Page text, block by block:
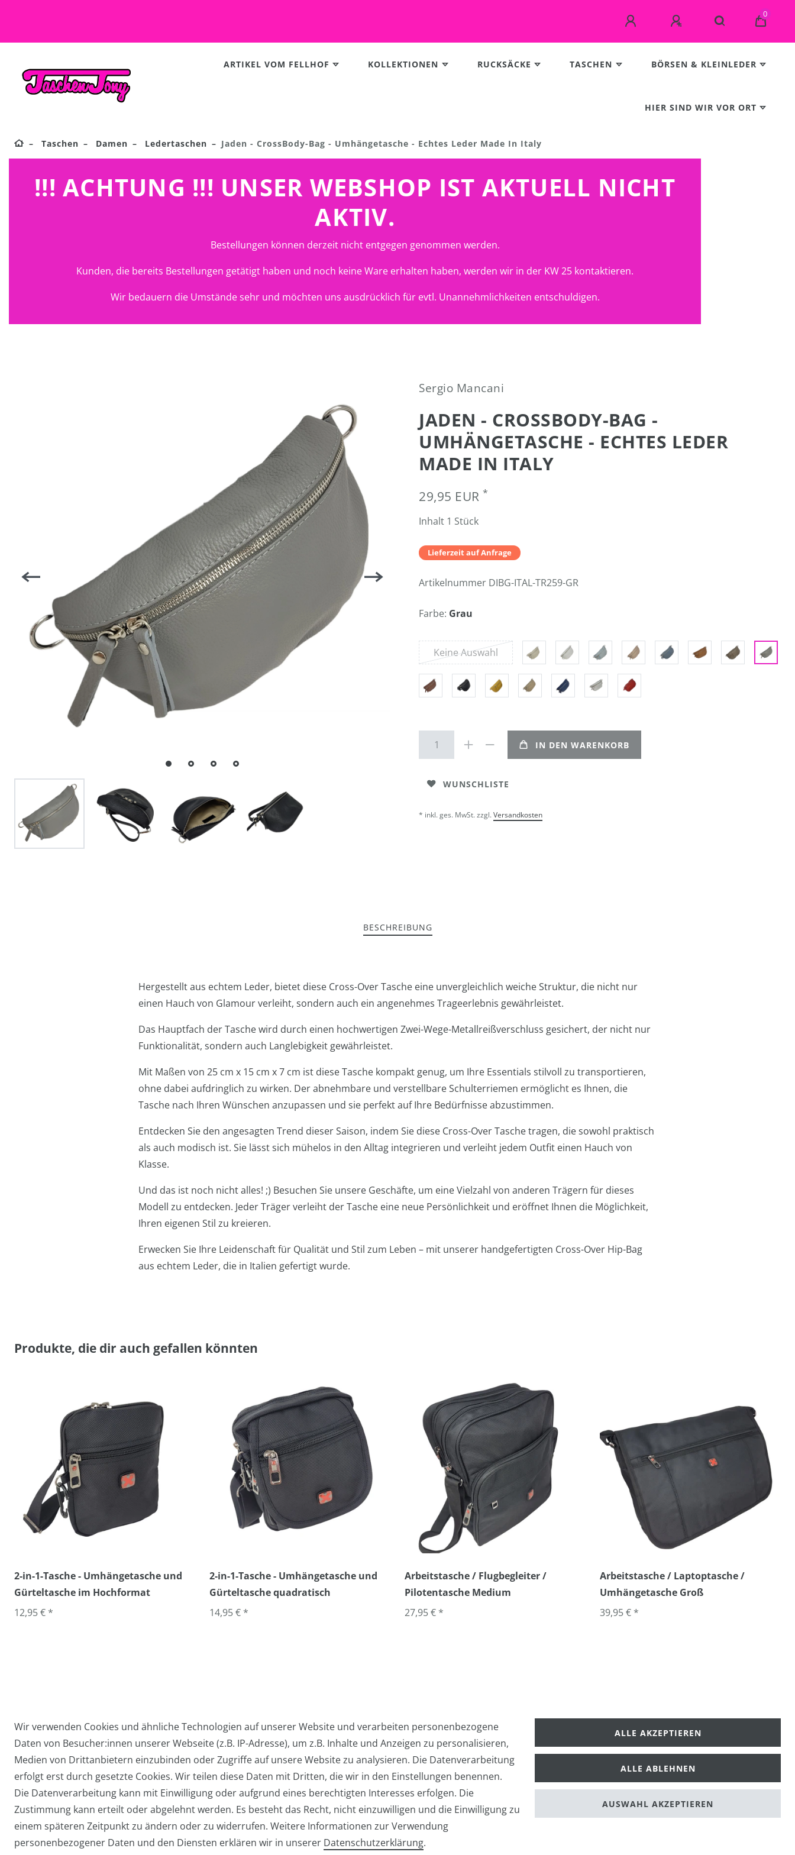
0
ARTIKEL VOM FELLHOF KOLLEKTIONEN RUCKSÄCKE TASCHEN BÖRSEN & KLEINLEDER
HIER SIND WIR VOR ORT
Taschen Damen Ledertaschen Jaden - CrossBody-Bag - Umhängetasche - Echtes Leder Made In Italy
!!! ACHTUNG !!! UNSER WEBSHOP IST AKTUELL NICHT
AKTIV.
Bestellungen können derzeit nicht entgegen genommen werden.
Kunden, die bereits Bestellungen getätigt haben und noch keine Ware erhalten haben, werden wir in der KW 25 kontaktieren.
Wir bedauern die Umstände sehr und möchten uns ausdrücklich für evtl. Unannehmlichkeiten entschuldigen.
Sergio Mancani
JADEN - CROSSBODY-BAG -
UMHÄNGETASCHE - ECHTES LEDER
MADE IN ITALY
29,95 EUR *
Inhalt 1 Stück
Lieferzeit auf Anfrage
Artikelnummer DIBG-ITAL-TR259-GR
Farbe: Grau
Keine Auswahl
IN DEN WARENKORB
WUNSCHLISTE
* inkl. ges. MwSt. zzgl.Versandkosten
BESCHREIBUNG
Hergestellt aus echtem Leder, bietet diese Cross-Over Tasche eine unvergleichlich weiche Struktur, die nicht nur
einen Hauch von Glamour verleiht, sondern auch ein angenehmes Trageerlebnis gewährleistet.
Das Hauptfach der Tasche wird durch einen hochwertigen Zwei-Wege-Metallreißverschluss gesichert, der nicht nur
Funktionalität, sondern auch Langlebigkeit gewährleistet.
Mit Maßen von 25 cm x 15 cm x 7 cm ist diese Tasche kompakt genug, um Ihre Essentials stilvoll zu transportieren,
ohne dabei aufdringlich zu wirken. Der abnehmbare und verstellbare Schulterriemen ermöglicht es Ihnen, die
Tasche nach Ihren Wünschen anzupassen und sie perfekt auf Ihre Bedürfnisse abzustimmen.
Entdecken Sie den angesagten Trend dieser Saison, indem Sie diese Cross-Over Tasche tragen, die sowohl praktisch
als auch modisch ist. Sie lässt sich mühelos in den Alltag integrieren und verleiht jedem Outfit einen Hauch von
Klasse.
Und das ist noch nicht alles! ;) Besuchen Sie unsere Geschäfte, um eine Vielzahl von anderen Trägern für dieses
Modell zu entdecken. Jeder Träger verleiht der Tasche eine neue Persönlichkeit und eröffnet Ihnen die Möglichkeit,
Ihren eigenen Stil zu kreieren.
Erwecken Sie Ihre Leidenschaft für Qualität und Stil zum Leben – mit unserer handgefertigten Cross-Over Hip-Bag
aus echtem Leder, die in Italien gefertigt wurde.
Produkte, die dir auch gefallen könnten
2-in-1-Tasche - Umhängetasche und
Gürteltasche im Hochformat
12,95 € *
2-in-1-Tasche - Umhängetasche und
Gürteltasche quadratisch
14,95 € *
Arbeitstasche / Flugbegleiter /
Pilotentasche Medium
27,95 € *
Arbeitstasche / Laptoptasche /
Umhängetasche Groß
39,95 € *
Widerrufs­recht Widerrufs­formular Impressum Daten­schutz­erklärung AGB
info@taschen-tony.de
Wir verwenden Cookies und ähnliche Technologien auf unserer Website und verarbeiten personenbezogene
Daten von Besucher:innen unserer Webseite (z.B. IP-Adresse), um z.B. Inhalte und Anzeigen zu personalisieren,
Medien von Drittanbietern einzubinden oder Zugriffe auf unsere Website zu analysieren. Die Datenverarbeitung
erfolgt erst durch gesetzte Cookies. Wir teilen diese Daten mit Dritten, die wir in den Einstellungen benennen.
Die Datenverarbeitung kann mit Einwilligung oder aufgrund eines berechtigten Interesses erfolgen. Die
Zustimmung kann erteilt oder abgelehnt werden. Es besteht das Recht, nicht einzuwilligen und die Einwilligung zu
einem späteren Zeitpunkt zu ändern oder zu widerrufen. Weitere Informationen zur Verwendung
personenbezogener Daten und den Diensten erklären wir in unserer Daten­schutz­erklärung.
ALLE AKZEPTIEREN
ALLE ABLEHNEN
AUSWAHL AKZEPTIEREN